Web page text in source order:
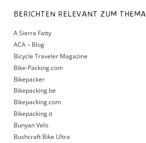
BERICHTEN RELEVANT ZUM THEMA
A Sierra Fatty
ACA – Blog
Bicycle Traveler Magazine
Bike-Packing.com
Bikepacker
Bikepacking.be
Bikepacking.com
Bikepacking.it
Bunyan Velo
Bushcraft Bike Ultra